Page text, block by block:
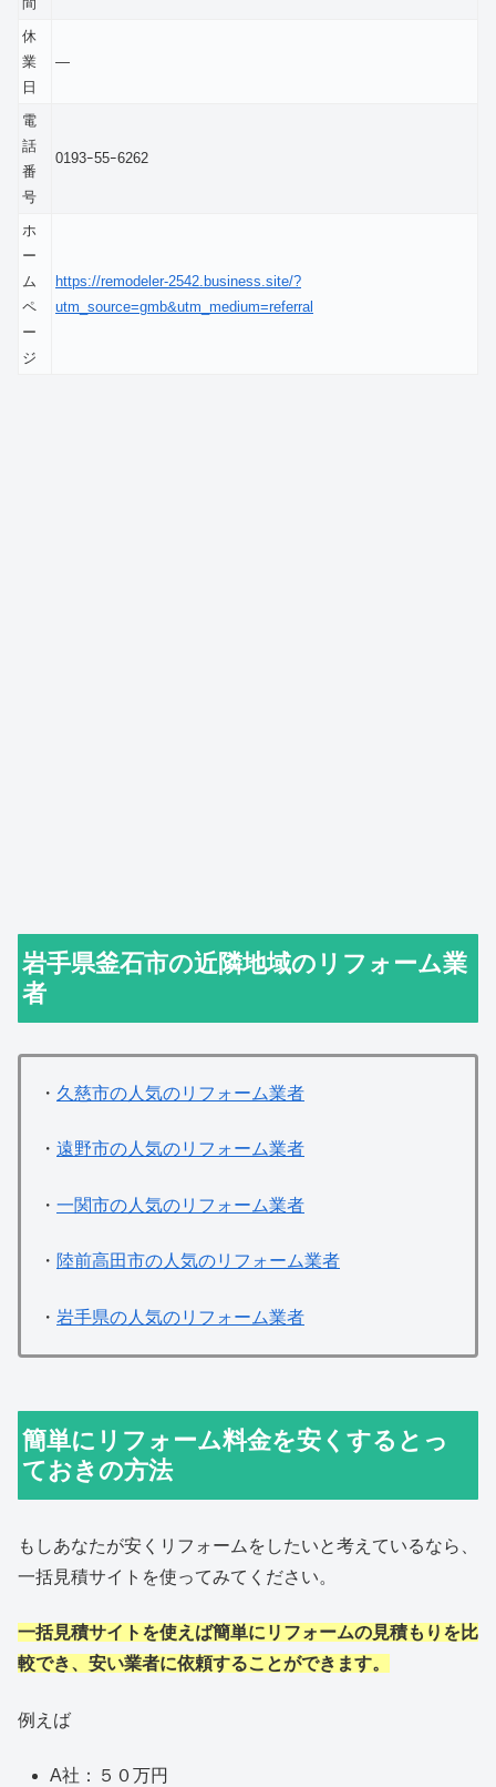
休
業
日
―
電
話
番
号
0193ｰ55ｰ6262
ホ
ー
ム
ペ
ー
ジ
https://remodeler-2542.business.site/?
utm_source=gmb&utm_medium=referral
岩手県釜石市の近隣地域のリフォーム業
者
・ 久慈市の人気のリフォーム業者
・ 遠野市の人気のリフォーム業者
・ 一関市の人気のリフォーム業者
・ 陸前高田市の人気のリフォーム業者
・ 岩手県の人気のリフォーム業者
簡単にリフォーム料金を安くするとっ
ておきの方法
もしあなたが安くリフォームをしたいと考えているなら、
一括見積サイトを使ってみてください。
一括見積サイトを使えば簡単にリフォームの見積もりを比
較でき、安い業者に依頼することができます。
例えば
A社：５０万円